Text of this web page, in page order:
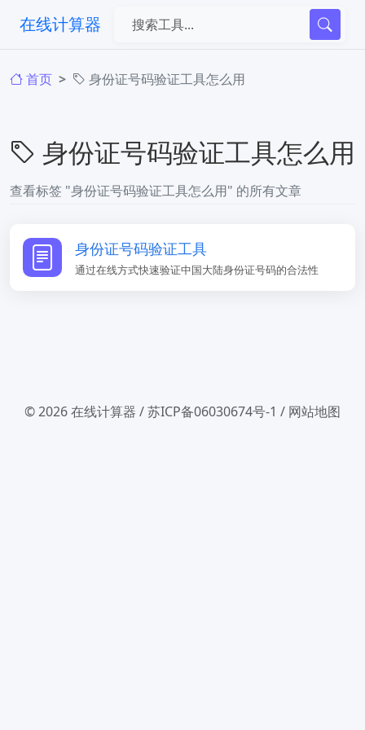
在线计算器
首页 身份证号码验证工具怎么用
身份证号码验证工具怎么用
查看标签 "身份证号码验证工具怎么用" 的所有文章
身份证号码验证工具
通过在线方式快速验证中国大陆身份证号码的合法性
© 2026在线计算器 /苏ICP备06030674号-1 / 网站地图